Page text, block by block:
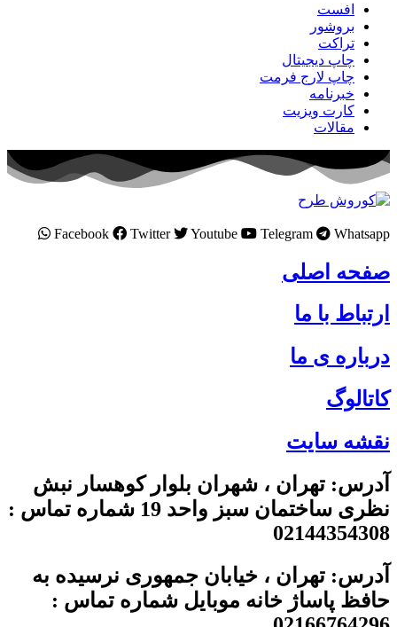
افست
بروشور
تراکت
چاپ دیجیتال
چاپ لارج فرمت
خبرنامه
کارت ویزیت
مقالات
Facebook Twitter Youtube Telegram Whatsapp
صفحه اصلی
ارتباط با ما
درباره ی ما
کاتالوگ
نقشه سایت
آدرس: تهران ، شهران بلوار کوهسار نبش
نظری ساختمان سبز واحد 19 شماره تماس :
02144354308
آدرس: تهران ، خیابان جمهوری نرسیده به
حافظ پاساژ خانه موبایل شماره تماس :